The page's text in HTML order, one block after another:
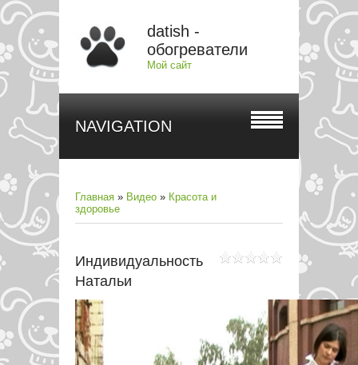
datish -
обогреватели
Мой сайт
NAVIGATION
Главная » Видео » Красота и
здоровье
Индивидуальность
Натальи